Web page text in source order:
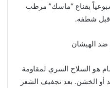
بقناع “ماسك” مرطب
هو السلاح السري لمقاومة
أو الخشن. بعد تجفيف الشعر